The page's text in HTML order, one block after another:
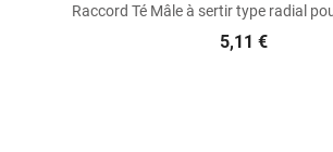
Raccord Té Mâle à sertir type radial
5,11 €